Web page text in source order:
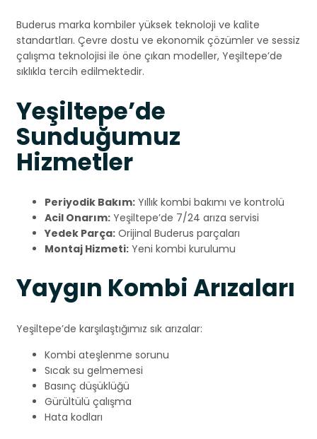
Buderus marka kombiler yüksek teknoloji ve kalite
standartları. Çevre dostu ve ekonomik çözümler ve sessiz
çalışma teknolojisi ile öne çıkan modeller, Yeşiltepe’de
sıklıkla tercih edilmektedir.
Yeşiltepe’de
Sunduğumuz
Hizmetler
Periyodik Bakım: Yıllık kombi bakımı ve kontrolü
Acil Onarım: Yeşiltepe’de 7/24 arıza servisi
Yedek Parça: Orijinal Buderus parçaları
Montaj Hizmeti: Yeni kombi kurulumu
Yaygın Kombi Arızaları
Yeşiltepe’de karşılaştığımız sık arızalar:
Kombi ateşlenme sorunu
Sıcak su gelmemesi
Basınç düşüklüğü
Gürültülü çalışma
Hata kodları